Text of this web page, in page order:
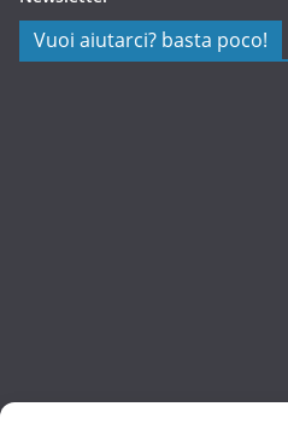
Vuoi aiutarci? basta poco!